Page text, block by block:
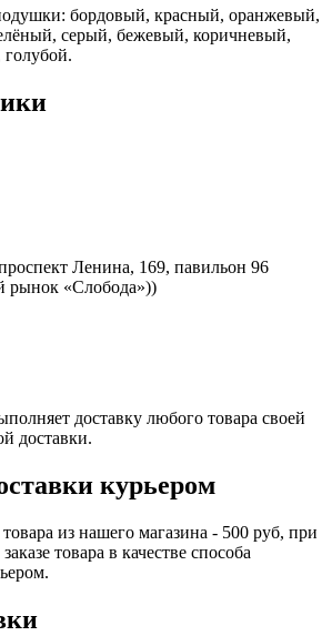
бордовый, красный, оранжевый,
серый, бежевый, коричневый,
Ленина, 169, павильон 96
рынок «Слобода»))
доставку любого товара своей
доставки.
курьером
из нашего магазина - 500 руб, при
товара в качестве способа